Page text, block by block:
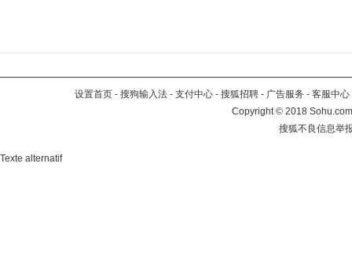
设置首页 - 搜狗输入法 - 支付中心 - 搜狐招聘 - 广告服务 - 客服中心
Copyright©2018
搜狐不良信息举
Texte alternatif